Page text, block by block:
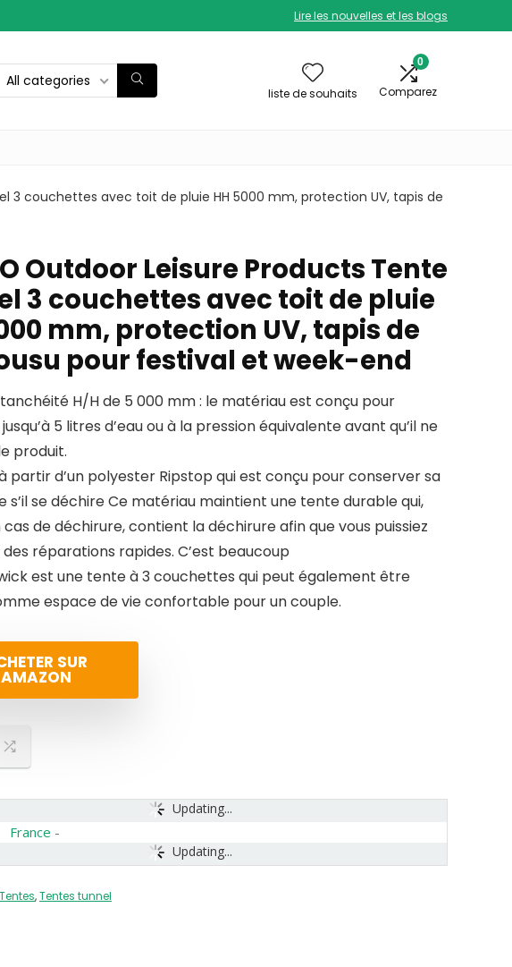
Lire les nouvelles et les blogs
All categories
liste de souhaits
0
Comparez
3 couchettes avec toit de pluie HH 5000 mm, protection UV, tapis de
Outdoor Leisure Products Tente
3 couchettes avec toit de pluie
mm, protection UV, tapis de
pour festival et week-end
H/H de 5 000 mm : le matériau est conçu pour
5 litres d’eau ou à la pression équivalente avant qu’il ne
produit.
partir d’un polyester Ripstop qui est conçu pour conserver sa
s’il se déchire Ce matériau maintient une tente durable qui,
de déchirure, contient la déchirure afin que vous puissiez
réparations rapides. C’est beaucoup
est une tente à 3 couchettes qui peut également être
espace de vie confortable pour un couple.
SUR
AMAZON
Updating...
Updating...
France -
Tentes,Tentes tunnel